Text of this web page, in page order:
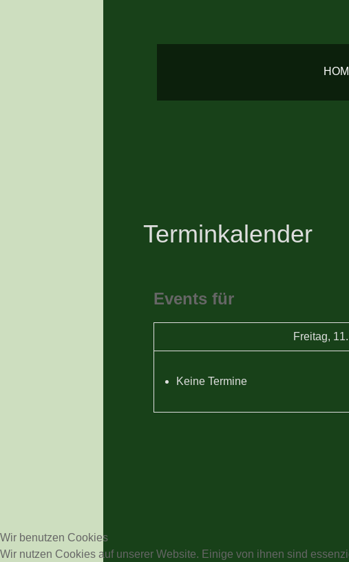
Terminkalender
Events für
Freitag,
Keine Termine
Wir benutzen Cookies
Wir nutzen Cookies auf unserer Website. Einige von ihnen sind